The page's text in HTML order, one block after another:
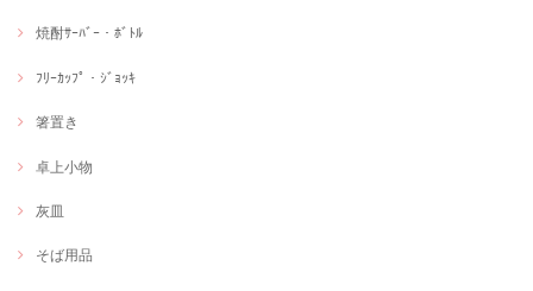
焼酎ｻｰﾊﾞｰ・ﾎﾞﾄﾙ
ﾌﾘｰｶｯﾌﾟ・ｼﾞｮｯｷ
箸置き
卓上小物
灰皿
そば用品